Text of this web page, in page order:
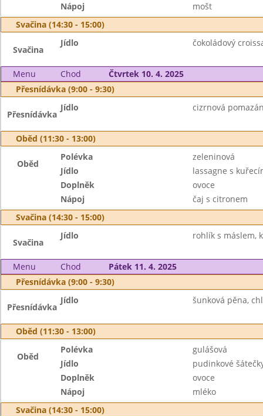
Nápoj
mošt
Svačina (14:30 - 15:00)
Svačina
Jídlo čokoládový
Menu Chod
Čtvrtek 10. 4. 2025
Přesnídávka (9:00 - 9:30)
Přesnídávka
Jídlo cizrnová
Oběd (11:30 - 13:00)
Oběd
Polévka
zeleninová
Jídlo
lassagne s
Doplněk
ovoce
Nápoj
čaj s citronem
Svačina (14:30 - 15:00)
Svačina
Jídlo rohlík s máslem,
Menu Chod
Pátek 11. 4. 2025
Přesnídávka (9:00 - 9:30)
Přesnídávka
Jídlo šunková pěna,
Oběd (11:30 - 13:00)
Oběd
Polévka
gulášová
Jídlo
pudinkové
Doplněk
ovoce
Nápoj
mléko
Svačina (14:30 - 15:00)